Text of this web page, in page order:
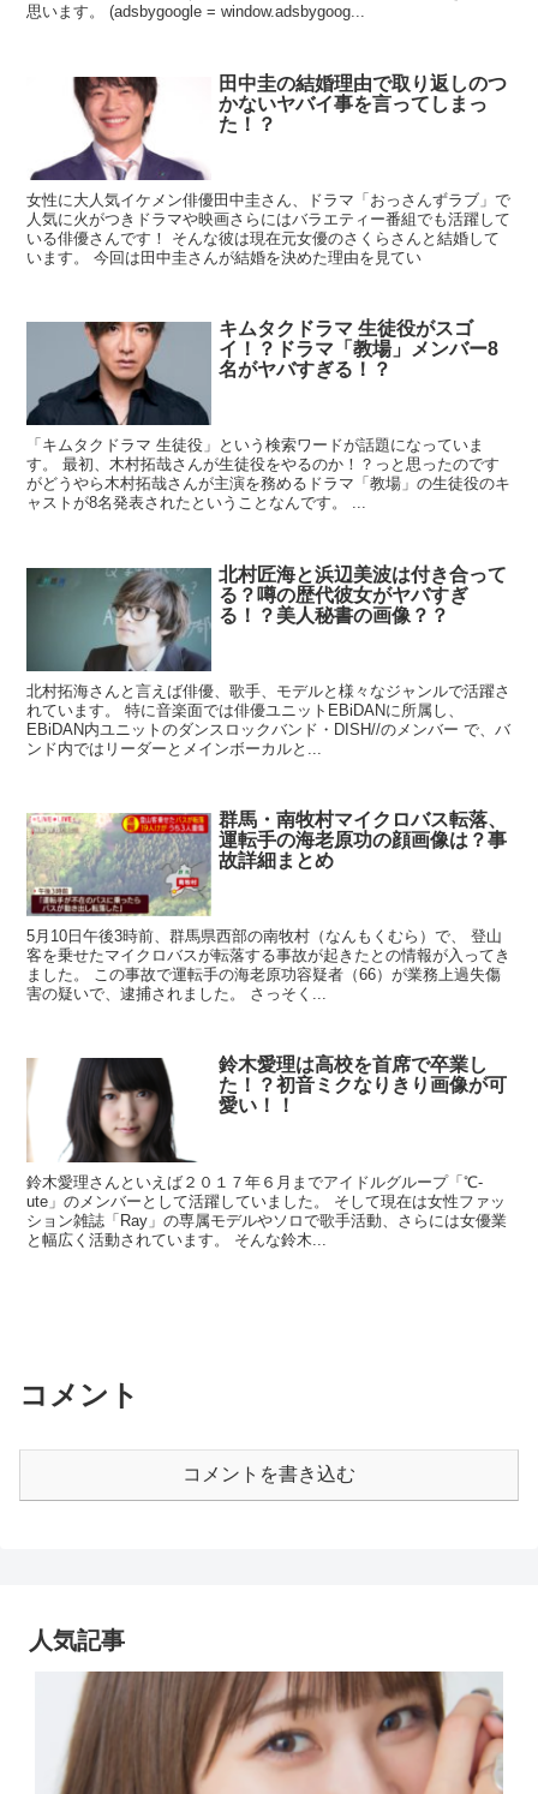
思います。 (adsbygoogle = window.adsbygoog...
田中圭の結婚理由で取り返しのつ
かないヤバイ事を言ってしまっ
た！？
女性に大人気イケメン俳優田中圭さん、ドラマ「おっさんずラブ」で
人気に火がつきドラマや映画さらにはバラエティー番組でも活躍して
いる俳優さんです！ そんな彼は現在元女優のさくらさんと結婚して
います。 今回は田中圭さんが結婚を決めた理由を見てい
キムタクドラマ 生徒役がスゴ
イ！？ドラマ「教場」メンバー8
名がヤバすぎる！？
「キムタクドラマ 生徒役」という検索ワードが話題になっていま
す。 最初、木村拓哉さんが生徒役をやるのか！？っと思ったのです
がどうやら木村拓哉さんが主演を務めるドラマ「教場」の生徒役のキ
ャストが8名発表されたということなんです。 ...
北村匠海と浜辺美波は付き合って
る？噂の歴代彼女がヤバすぎ
る！？美人秘書の画像？？
北村拓海さんと言えば俳優、歌手、モデルと様々なジャンルで活躍さ
れています。 特に音楽面では俳優ユニットEBiDANに所属し、
EBiDAN内ユニットのダンスロックバンド・DISH//のメンバー で、バ
ンド内ではリーダーとメインボーカルと...
群馬・南牧村マイクロバス転落、
運転手の海老原功の顔画像は？事
故詳細まとめ
5月10日午後3時前、群馬県西部の南牧村（なんもくむら）で、 登山
客を乗せたマイクロバスが転落する事故が起きたとの情報が入ってき
ました。 この事故で運転手の海老原功容疑者（66）が業務上過失傷
害の疑いで、逮捕されました。 さっそく...
鈴木愛理は高校を首席で卒業し
た！？初音ミクなりきり画像が可
愛い！！
鈴木愛理さんといえば２０１７年６月までアイドルグループ「℃-
ute」のメンバーとして活躍していました。 そして現在は女性ファッ
ション雑誌「Ray」の専属モデルやソロで歌手活動、さらには女優業
と幅広く活動されています。 そんな鈴木...
コメント
コメントを書き込む
人気記事